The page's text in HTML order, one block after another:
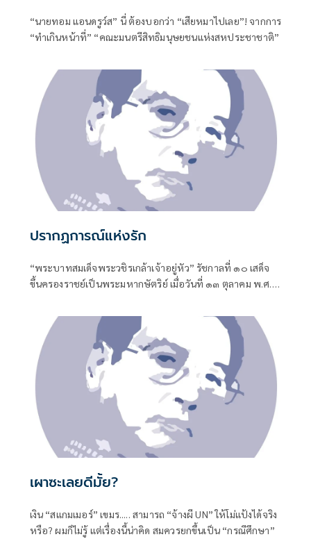
“นายทอม แอนดรูว์ส” นี่ ต้องบอกว่า “เสียหมาไปเลย”! จากการ
“ทำเกินหน้าที่” “คณะมนตรีสิทธิมนุษยชนแห่งสหประชาชาติ”
ปรากฏการณ์แห่งรัก
“พระบาทสมเด็จพระวชิรเกล้าเจ้าอยู่หัว” รัชกาลที่ ๑๐ เสด็จ
ขึ้นครองราชย์เป็นพระมหากษัตริย์ เมื่อวันที่ ๑๓ ตุลาคม พ.ศ.
เผาซะเลยดีมั้ย?
เงิน “สแกมเมอร์” เขมร..... สามารถ “จ้างผี UN” ให้โม่แป้งได้จริง
หรือ? ผมก็ไม่รู้ แต่เรื่องนี้น่าคิด สมควรยกขึ้นเป็น “กรณีศึกษา”